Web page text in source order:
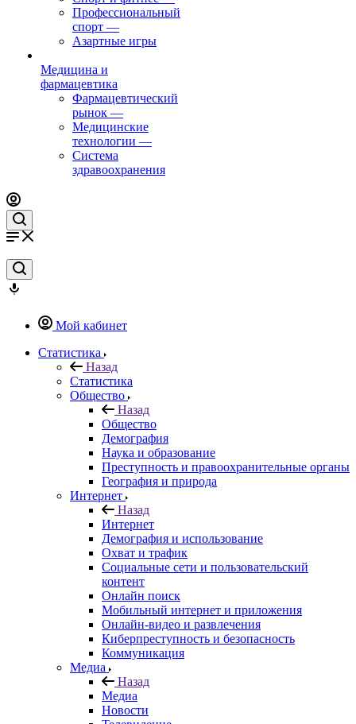
Профессиональный
спорт —
Азартные игры
Медицина и
фармацевтика
Фармацевтический
рынок —
Медицинские
технологии —
Система
здравоохранения
Мой кабинет
Статистика
Назад
Статистика
Общество
Назад
Общество
Демография
Наука и образование
Преступность и правоохранительные органы
География и природа
Интернет
Назад
Интернет
Демография и использование
Охват и трафик
Социальные сети и пользовательский
контент
Онлайн поиск
Мобильный интернет и приложения
Онлайн-видео и развлечения
Киберпреступность и безопасность
Коммуникация
Медиа
Назад
Медиа
Новости